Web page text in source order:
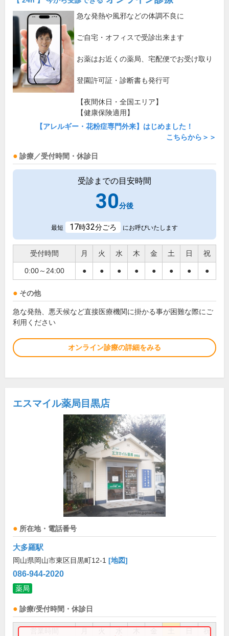
急な発熱や風邪などの体調不良に
ご自宅・オフィスで受診出来ます
お薬はお近くの薬局、宅配便でお受け取り
登園許可証・診断書も発行可
【夜間休日・全国エリア】
【健康保険適用】
【アレルギー・花粉症専門外来】はじめました！
こちらから＞＞
診療／受付時間・休診日
受診までの目安時間
30分後
最短 17時32分ごろ にお呼びいたします
受付時間 月 火 水 木 金 土 日 祝
0:00～24:00 ● ● ● ● ● ● ● ●
その他
急な発熱、悪天候など直接医療機関に掛かる事が困難な際にご
利用ください
オンライン診療の詳細をみる
エスマイル薬局目黒店
所在地・電話番号
大多羅駅
岡山県岡山市東区目黒町12-1 [地図]
086-944-2020
薬局
診療/受付時間・休診日
祝